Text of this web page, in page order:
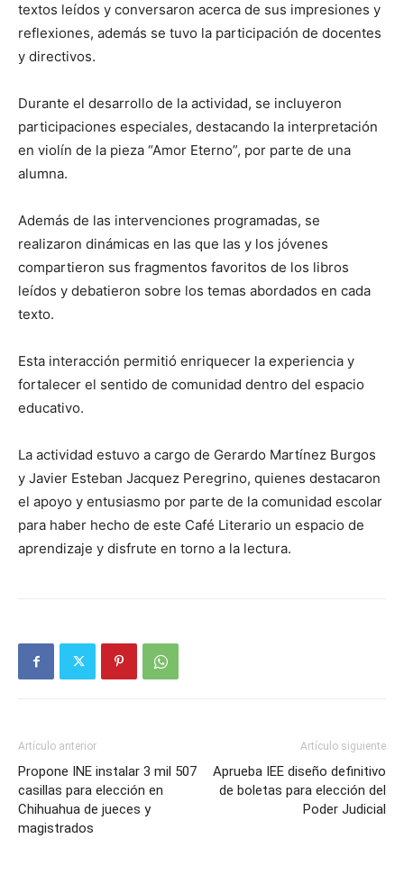
textos leídos y conversaron acerca de sus impresiones y
reflexiones, además se tuvo la participación de docentes
y directivos.
Durante el desarrollo de la actividad, se incluyeron
participaciones especiales, destacando la interpretación
en violín de la pieza “Amor Eterno”, por parte de una
alumna.
Además de las intervenciones programadas, se
realizaron dinámicas en las que las y los jóvenes
compartieron sus fragmentos favoritos de los libros
leídos y debatieron sobre los temas abordados en cada
texto.
Esta interacción permitió enriquecer la experiencia y
fortalecer el sentido de comunidad dentro del espacio
educativo.
La actividad estuvo a cargo de Gerardo Martínez Burgos
y Javier Esteban Jacquez Peregrino, quienes destacaron
el apoyo y entusiasmo por parte de la comunidad escolar
para haber hecho de este Café Literario un espacio de
aprendizaje y disfrute en torno a la lectura.
Artículo anterior
Propone INE instalar 3 mil 507
casillas para elección en
Chihuahua de jueces y
magistrados
Artículo siguiente
Aprueba IEE diseño definitivo
de boletas para elección del
Poder Judicial